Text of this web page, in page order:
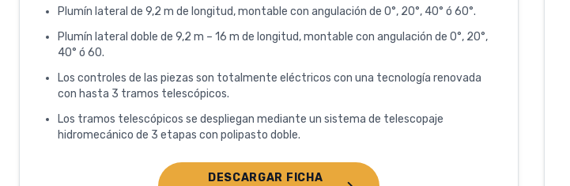
Plumín lateral de 9,2 m de longitud, montable con angulación de 0°, 20°, 40° ó 60°.
Plumín lateral doble de 9,2 m – 16 m de longitud, montable con angulación de 0°, 20°,
40° ó 60.
Los controles de las piezas son totalmente eléctricos con una tecnología renovada
con hasta 3 tramos telescópicos.
Los tramos telescópicos se despliegan mediante un sistema de telescopaje
hidromecánico de 3 etapas con polipasto doble.
DESCARGAR FICHA